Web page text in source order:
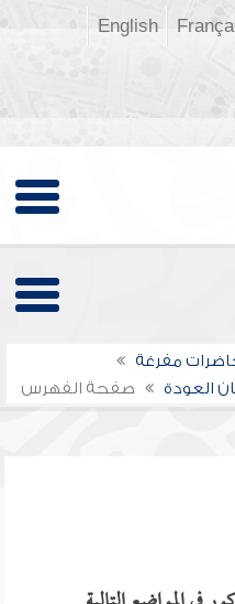
English
مفرغة
العودة صفحة الفهرس